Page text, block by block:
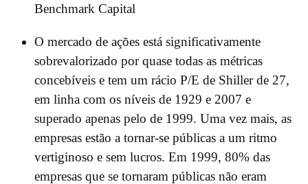
Benchmark Capital
O mercado de ações está significativamente
sobrevalorizado por quase todas as métricas
concebíveis e tem um rácio P/E de Shiller de 27,
em linha com os níveis de 1929 e 2007 e
superado apenas pelo de 1999. Uma vez mais, as
empresas estão a tornar-se públicas a um ritmo
vertiginoso e sem lucros. Em 1999, 80% das
empresas que se tornaram públicas não eram